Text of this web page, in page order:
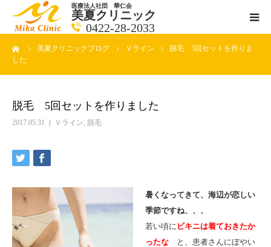
医療法人社団 華仁会
美夏クリニック
0422-28-2033
美夏クリニックブログ Ｖライン
脱毛 5回セットを作りま
した
脱毛 5回セットを作りました
2017.05.31 Ｖライン, 脱毛
暑くなってきて、海辺が恋しい
季節ですね、、、
若い頃に ビキニは着ておきたか
ったな
と、患者さんにぼやい
医師紹介
クリニックの紹介
アクセス
メールで相談
ブログ一覧ページ